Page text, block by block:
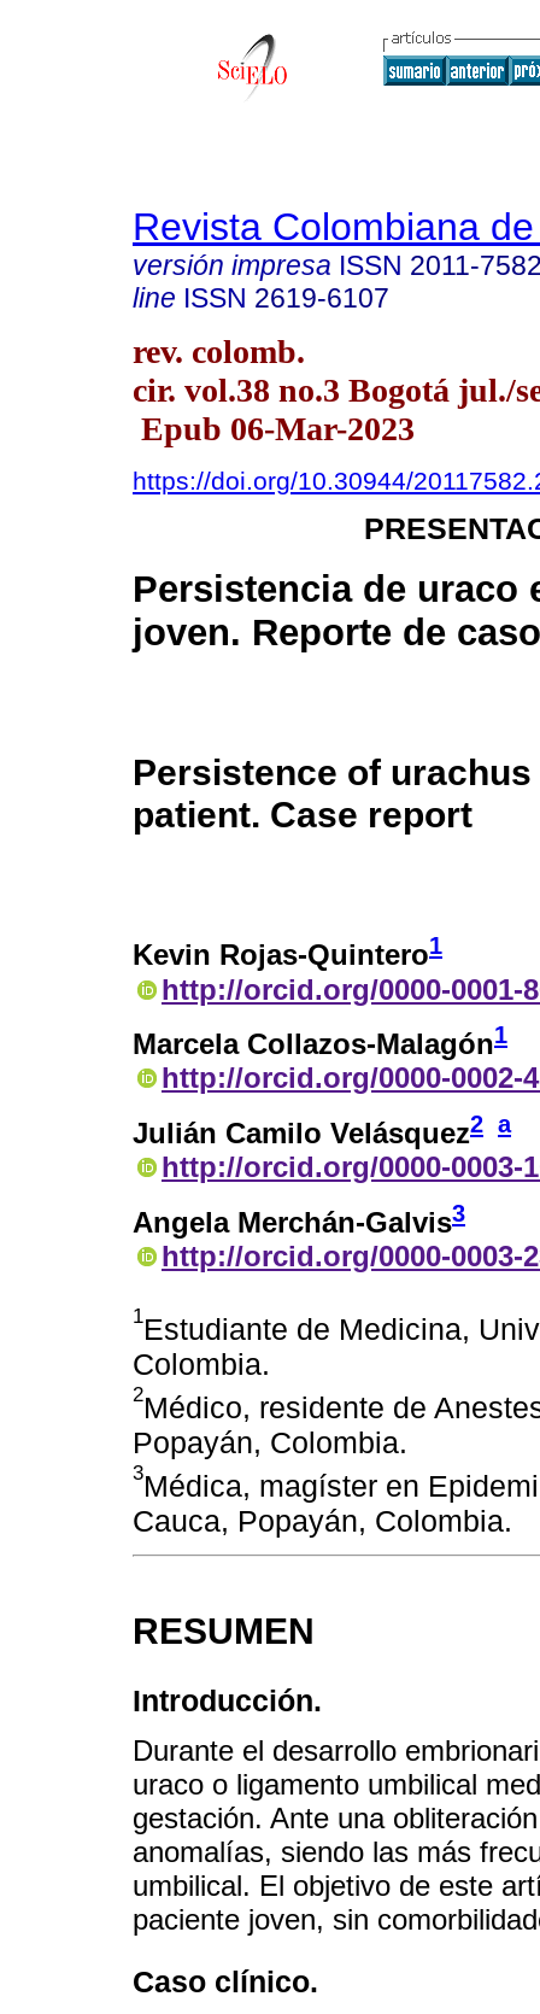
Revista Colombiana
versión impresa ISSN 2011-
line ISSN 2619-6107
rev. colomb.
cir. vol.38 no.3 Bogotá jul./
Epub 06-Mar-2023
https://doi.org/10.30944/
Persistencia de uraco
joven. Reporte de caso
Persistence of
patient. Case report
Kevin Rojas-Quintero1
http://orcid.org/0000-0001-
Marcela Collazos-Malagón1
http://orcid.org/0000-0002-
Julián Camilo Velásquez2 a
http://orcid.org/0000-0003-
Angela Merchán-Galvis3
http://orcid.org/0000-0003-
1Estudiante de Medicina,
Colombia.
2Médico, residente de
Popayán, Colombia.
3Médica, magíster en
Cauca, Popayán, Colombia.
RESUMEN
Introducción.
Durante el desarrollo
uraco o ligamento umbilical
gestación. Ante una
anomalías, siendo las más
umbilical. El objetivo de este
paciente joven, sin
Caso clínico.